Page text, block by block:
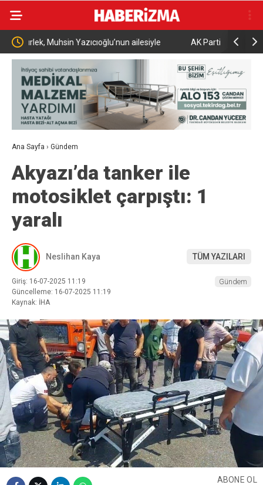
ailesiyle AK Parti Kars İl Başkanı Muammer Sancar: “25 yıldır
milletimizin emanetini taşıyoruz”
Ana Sayfa › Gündem
Akyazı’da tanker ile
motosiklet çarpıştı: 1
yaralı
Neslihan Kaya TÜM YAZILARI
Giriş: 16-07-2025 11:19
Güncelleme: 16-07-2025 11:19
Kaynak: İHA
Gündem
ABONE OL